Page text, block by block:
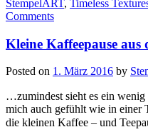
Hoch
StempelART, Timeless
Comments
Kleine Kaffeepause
Posted on 1. März 2016 by
…zumindest sieht es ein
mich auch gefühlt wie in einer
die kleinen Kaffee – und